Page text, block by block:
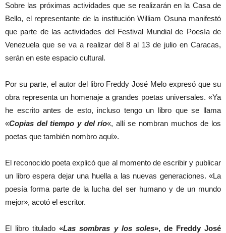
Sobre las próximas actividades que se realizarán en la Casa de
Bello, el representante de la institución William Osuna manifestó
que parte de las actividades del Festival Mundial de Poesía de
Venezuela que se va a realizar del 8 al 13 de julio en Caracas,
serán en este espacio cultural.
Por su parte, el autor del libro Freddy José Melo expresó que su
obra representa un homenaje a grandes poetas universales. «Ya
he escrito antes de esto, incluso tengo un libro que se llama
«Copias del tiempo y del río«, allí se nombran muchos de los
poetas que también nombro aquí».
El reconocido poeta explicó que al momento de escribir y publicar
un libro espera dejar una huella a las nuevas generaciones. «La
poesía forma parte de la lucha del ser humano y de un mundo
mejor», acotó el escritor.
El libro titulado«Las sombras y los soles», de Freddy José